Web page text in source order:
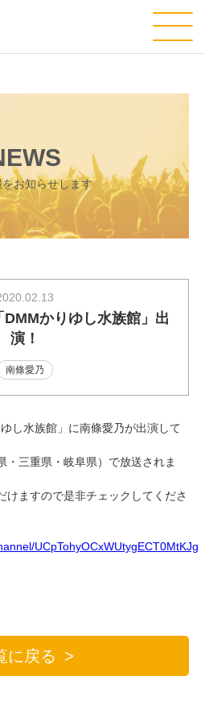
お知らせします
DMMかりゆし水族館」出
演！
南條愛乃
し水族館」に南條愛乃が出演して
・三重県・岐阜県）で放送されま
けますので是非チェックしてくださ
UCpTohyOCxWUtygECT0MtKJg
に戻る